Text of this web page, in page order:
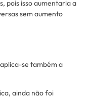
pois isso aumentaria a
sem aumento
se também a
ainda não foi